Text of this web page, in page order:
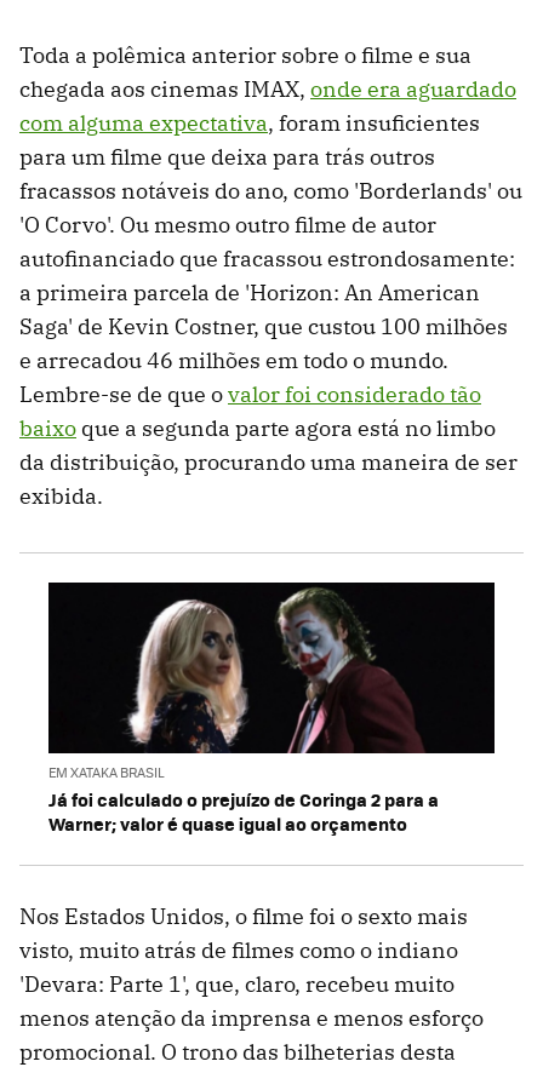
Toda a polêmica anterior sobre o filme e sua
chegada aos cinemas IMAX, onde era aguardado
com alguma expectativa, foram insuficientes
para um filme que deixa para trás outros
fracassos notáveis ​​do ano, como 'Borderlands' ou
'O Corvo'. Ou mesmo outro filme de autor
autofinanciado que fracassou estrondosamente:
a primeira parcela de 'Horizon: An American
Saga' de Kevin Costner, que custou 100 milhões
e arrecadou 46 milhões em todo o mundo.
Lembre-se de que ovalor foi considerado tão
baixo que a segunda parte agora está no limbo
da distribuição, procurando uma maneira de ser
exibida.
EM XATAKA BRASIL
Já foi calculado o prejuízo de Coringa 2 para a
Warner; valor é quase igual ao orçamento
Nos Estados Unidos, o filme foi o sexto mais
visto, muito atrás de filmes como o indiano
'Devara: Parte 1', que, claro, recebeu muito
menos atenção da imprensa e menos esforço
promocional. O trono das bilheterias desta